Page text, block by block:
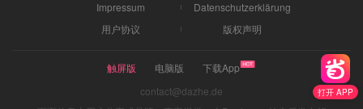
打开 APP
Impressum
Datenschutzerklärung
用户协议
版权声明
触屏版 电脑版
下载App
contact@dazhe.de